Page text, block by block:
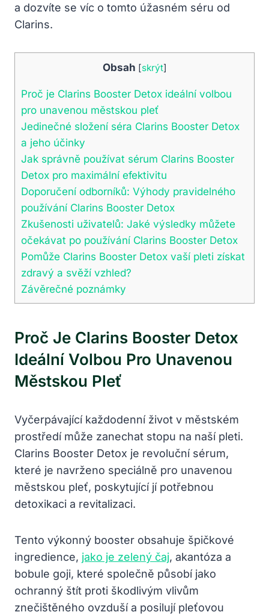
a dozvíte se víc o tomto úžasném séru od
Clarins.
Obsah [skrýt]
Proč je Clarins Booster Detox ideální volbou
pro unavenou městskou pleť
Jedinečné složení séra Clarins Booster Detox
a jeho účinky
Jak správně používat sérum Clarins Booster
Detox pro maximální efektivitu
Doporučení odborníků: Výhody pravidelného
používání Clarins Booster Detox
Zkušenosti uživatelů: Jaké výsledky můžete
očekávat po používání Clarins Booster Detox
Pomůže Clarins Booster Detox vaší pleti získat
zdravý a svěží vzhled?
Závěrečné poznámky
Proč Je Clarins Booster Detox
Ideální Volbou Pro Unavenou
Městskou Pleť
Vyčerpávající každodenní život v městském
prostředí může zanechat stopu na naší pleti.
Clarins Booster Detox je revoluční sérum,
které je navrženo speciálně pro unavenou
městskou pleť, poskytující jí potřebnou
detoxikaci a revitalizaci.
Tento výkonný booster obsahuje špičkové
ingredience, jako je zelený čaj, akantóza a
bobule goji, které společně působí jako
ochranný štít proti škodlivým vlivům
znečištěného ovzduší a posilují pleťovou